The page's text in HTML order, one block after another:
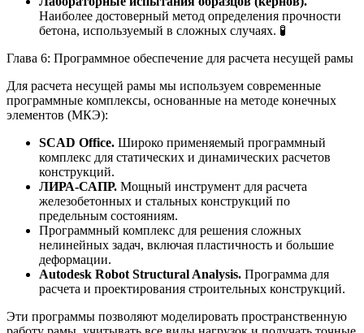
Наиболее достоверный метод определения прочности
бетона, используемый в сложных случаях. 🧪
Глава 6: Программное обеспечение для расчета несущей рамы
Для расчета несущей рамы мы используем современные
программные комплексы, основанные на методе конечных
элементов (МКЭ):
SCAD Office. Широко применяемый программный
комплекс для статических и динамических расчетов
конструкций.
ЛИРА-САПР. Мощный инструмент для расчета
железобетонных и стальных конструкций по
предельным состояниям.
Программный комплекс для решения сложных
нелинейных задач, включая пластичность и большие
деформации.
Autodesk Robot Structural Analysis. Программа для
расчета и проектирования строительных конструкций.
Эти программы позволяют моделировать пространственную